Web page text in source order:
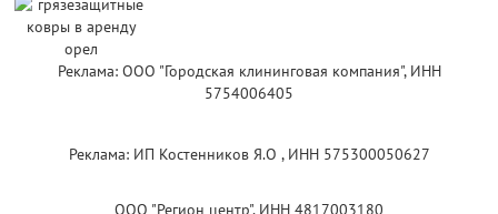
Реклама: ООО "Городская клининговая компания", ИНН
5754006405
Реклама: ИП Костенников Я.О , ИНН 575300050627
ООО "Регион центр", ИНН 4817003180